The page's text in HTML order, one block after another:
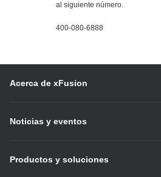
al siguiente número.
400-080-6888
Acerca de xFusion
Noticias y eventos
Productos y soluciones